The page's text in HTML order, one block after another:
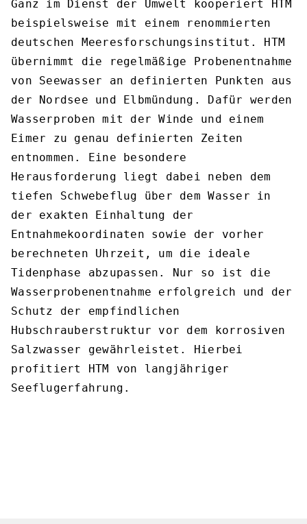
Ganz im Dienst der Umwelt kooperiert HTM
beispielsweise mit einem renommierten
deutschen Meeresforschungsinstitut. HTM
übernimmt die regelmäßige Probenentnahme
von Seewasser an definierten Punkten aus
der Nordsee und Elbmündung. Dafür werden
Wasserproben mit der Winde und einem
Eimer zu genau definierten Zeiten
entnommen. Eine besondere
Herausforderung liegt dabei neben dem
tiefen Schwebeflug über dem Wasser in
der exakten Einhaltung der
Entnahmekoordinaten sowie der vorher
berechneten Uhrzeit, um die ideale
Tidenphase abzupassen. Nur so ist die
Wasserprobenentnahme erfolgreich und der
Schutz der empfindlichen
Hubschrauberstruktur vor dem korrosiven
Salzwasser gewährleistet. Hierbei
profitiert HTM von langjähriger
Seeflugerfahrung.